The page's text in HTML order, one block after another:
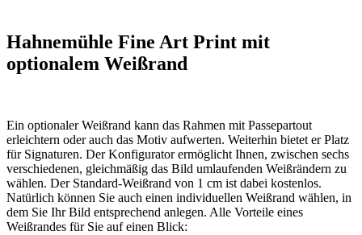
Hahnemühle Fine Art Print mit
optionalem Weißrand
Ein optionaler Weißrand kann das Rahmen mit Passepartout
erleichtern oder auch das Motiv aufwerten. Weiterhin bietet er Platz
für Signaturen. Der Konfigurator ermöglicht Ihnen, zwischen sechs
verschiedenen, gleichmäßig das Bild umlaufenden Weißrändern zu
wählen. Der Standard-Weißrand von 1 cm ist dabei kostenlos.
Natürlich können Sie auch einen individuellen Weißrand wählen, in
dem Sie Ihr Bild entsprechend anlegen. Alle Vorteile eines
Weißrandes für Sie auf einen Blick: